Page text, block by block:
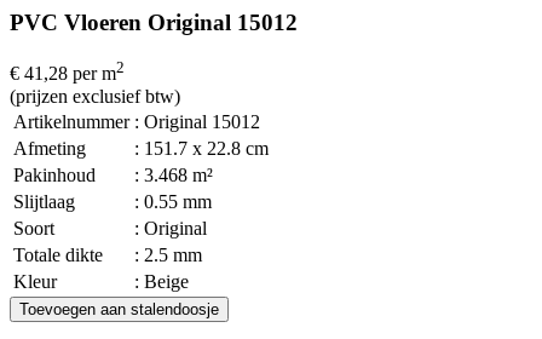
PVC Vloeren Original 15012
€ 41,28 per m2
(prijzen exclusief btw)
Artikelnummer : Original 15012
Afmeting
: 151.7 x 22.8 cm
Pakinhoud
: 3.468 m²
Slijtlaag
: 0.55 mm
Soort
: Original
Totale dikte
: 2.5 mm
Kleur
: Beige
Toevoegen aan stalendoosje